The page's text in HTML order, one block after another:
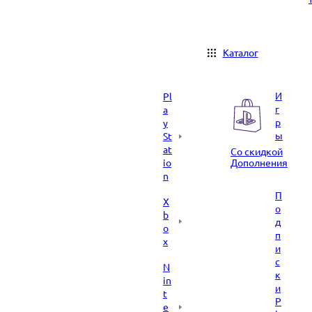
Каталог
Pl
a
y
St
at
io
n
X
b
o
x
N
in
t
e
И
г
р
ы
Со скидкой
Дополнения
П
о
д
п
и
с
к
и
P